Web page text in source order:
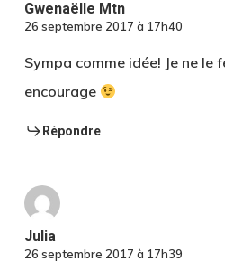
Gwenaëlle Mtn
26 septembre 2017 à 17h40
Sympa comme idée! Je ne le
encourage
Répondre
Julia
26 septembre 2017 à 17h39